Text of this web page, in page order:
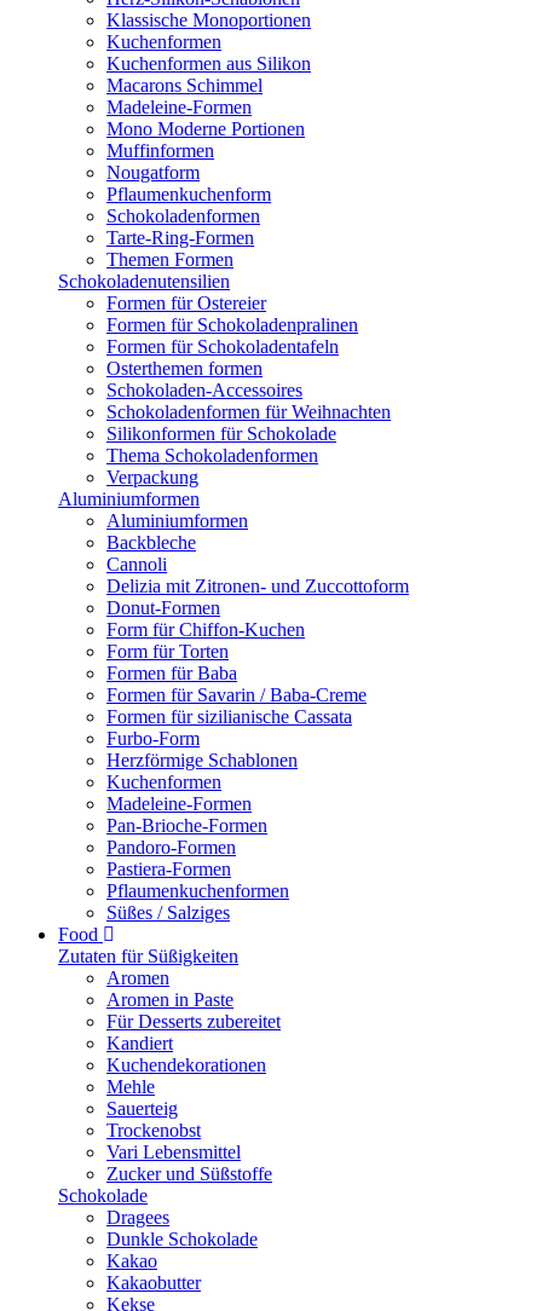
Klassische Monoportionen
Kuchenformen
Kuchenformen aus Silikon
Macarons Schimmel
Madeleine-Formen
Mono Moderne Portionen
Muffinformen
Nougatform
Pflaumenkuchenform
Schokoladenformen
Tarte-Ring-Formen
Themen Formen
Schokoladenutensilien
Formen für Ostereier
Formen für Schokoladenpralinen
Formen für Schokoladentafeln
Osterthemen formen
Schokoladen-Accessoires
Schokoladenformen für Weihnachten
Silikonformen für Schokolade
Thema Schokoladenformen
Verpackung
Aluminiumformen
Aluminiumformen
Backbleche
Cannoli
Delizia mit Zitronen- und Zuccottoform
Donut-Formen
Form für Chiffon-Kuchen
Form für Torten
Formen für Baba
Formen für Savarin / Baba-Creme
Formen für sizilianische Cassata
Furbo-Form
Herzförmige Schablonen
Kuchenformen
Madeleine-Formen
Pan-Brioche-Formen
Pandoro-Formen
Pastiera-Formen
Pflaumenkuchenformen
Süßes / Salziges
Food
Zutaten für Süßigkeiten
Aromen
Aromen in Paste
Für Desserts zubereitet
Kandiert
Kuchendekorationen
Mehle
Sauerteig
Trockenobst
Vari Lebensmittel
Zucker und Süßstoffe
Schokolade
Dragees
Dunkle Schokolade
Kakao
Kakaobutter
Kekse